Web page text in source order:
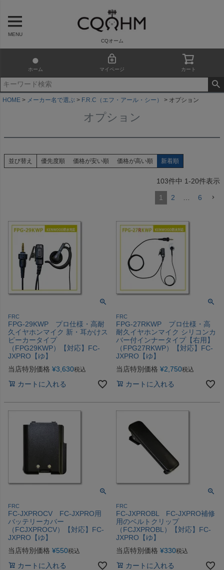
MENU
CQオーム
ホーム マイページ カート
HOME メーカー名で選ぶ F.R.C（エフ・アール・シー） オプション
オプション
並び替え 優先度順 価格が安い順 価格が高い順 新着順
103件中 1-20件表示
1 2 … 6
FRC
FPG-29KWP プロ仕様・高耐
久イヤホンマイク 新・耳かけス
ピーカータイプ
（FPG29KWP）【対応】FC-
JXPRO【ゆ】
当店特別価格 ¥3,630税込
カートに入れる
FRC
FPG-27RKWP プロ仕様・高
耐久イヤホンマイク シリコンカ
バー付インナータイプ【右用】
（FPG27RKWP）【対応】FC-
JXPRO【ゆ】
当店特別価格 ¥2,750税込
カートに入れる
FRC
FC-JXPROCV FC-JXPRO用
バッテリーカバー
（FCJXPROCV）【対応】FC-
JXPRO【ゆ】
当店特別価格 ¥550税込
カートに入れる
FRC
FC-JXPROBL FC-JXPRO補修
用のベルトクリップ
（FCJXPROBL）【対応】FC-
JXPRO【ゆ】
当店特別価格 ¥330税込
カートに入れる